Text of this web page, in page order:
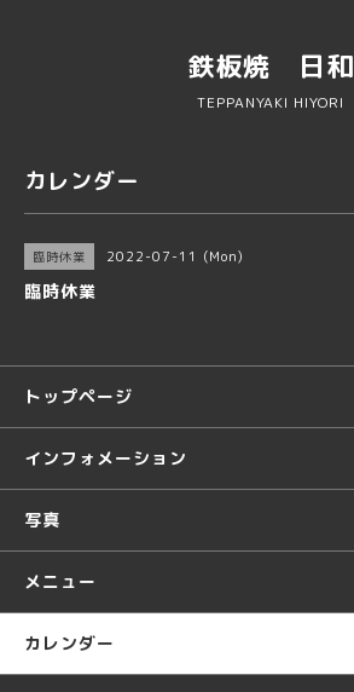
鉄板焼 日和
TEPPANYAKI HIYORI
カレンダー
臨時休業 2022-07-11 (Mon)
臨時休業
トップページ
インフォメーション
写真
メニュー
カレンダー